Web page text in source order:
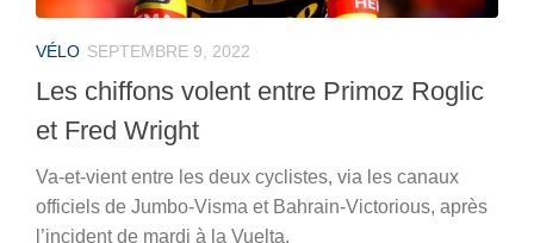
VÉLO SEPTEMBRE 9, 2022
Les chiffons volent entre Primoz Roglic
et Fred Wright
Va-et-vient entre les deux cyclistes, via les canaux
officiels de Jumbo-Visma et Bahrain-Victorious, après
l’incident de mardi à la Vuelta.